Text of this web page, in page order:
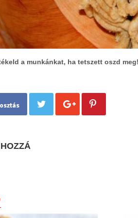
a munkánkat, ha tetszett oszd